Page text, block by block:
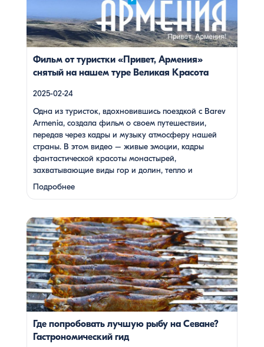
монастырей, захватывающие виды гор и долин, тепло и
душевность местных жителей, готовка и дегустация
блюд. Путешествие под завораживающие мелодии
дудука Дживана Гаспаряна стало настоящим
Фильм от туристки «Привет, Армения»
снятый на нашем туре Великая Красота
2025-02-24
Одна из туристок, вдохновившись поездкой с Barev
Armenia, создала фильм о своем путешествии,
передав через кадры и музыку атмосферу нашей
страны. В этом видео – живые эмоции, кадры
фантастической красоты монастырей,
захватывающие виды гор и долин, тепло и
душевность местных жителей, готовка и дегустация
блюд. Путешествие под завораживающие мелодии
погружением …
Подробнее
Многие гости Армении, приезжая в страну, обязательно
включают в свою программу поездку на Севан. Этот
маршрут — один из самых популярных: свежий горный
воздух, величественные пейзажи, древние храмы и,
конечно же, местная кухня. На Севане можно посетить
Севанаванк — знаменитый монастырь IX века,
расположенный на полуострове, а также Айраванк,
который менее известен, но не менее […]
Где попробовать лучшую рыбу на Севане?
Гастрономический гид